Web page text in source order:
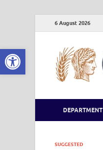
Open toolbar
6 August 2026
DEPARTMENT
SUGGESTED